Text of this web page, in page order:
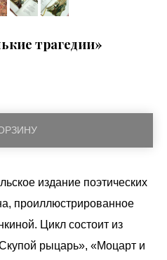
трагедии»
издание поэтических
проиллюстрированное
Цикл состоит из
рыцарь», «Моцарт и